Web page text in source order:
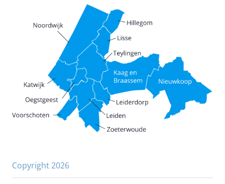
Copyright 2026